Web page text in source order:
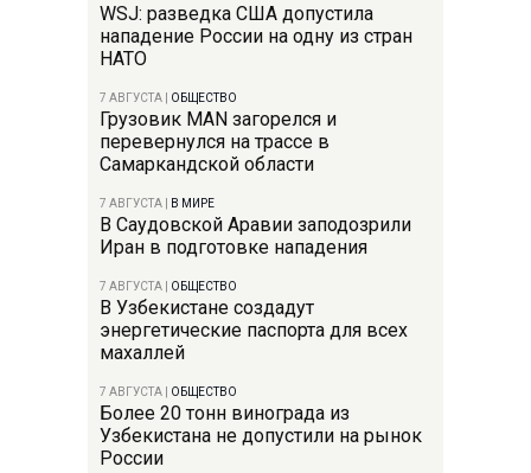
WSJ: разведка США допустила
нападение России на одну из стран
НАТО
7 АВГУСТА ОБЩЕСТВО
Грузовик MAN загорелся и
перевернулся на трассе в
Самаркандской области
7 АВГУСТА В МИРЕ
В Саудовской Аравии заподозрили
Иран в подготовке нападения
7 АВГУСТА ОБЩЕСТВО
В Узбекистане создадут
энергетические паспорта для всех
махаллей
7 АВГУСТА ОБЩЕСТВО
Более 20 тонн винограда из
Узбекистана не допустили на рынок
России